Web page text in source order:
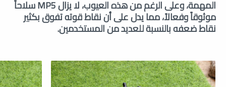
المهمة، وعلى الرغم من هذه العيوب، لا يزال MP5 سلاحاً
موثوقاً وفعالاً، مما يدل على أن نقاط قوته تفوق بكثير
نقاط ضعفه بالنسبة للعديد من المستخدمين.